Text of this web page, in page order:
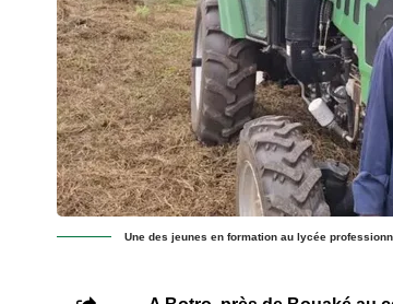
Une des jeunes en formation au lycée